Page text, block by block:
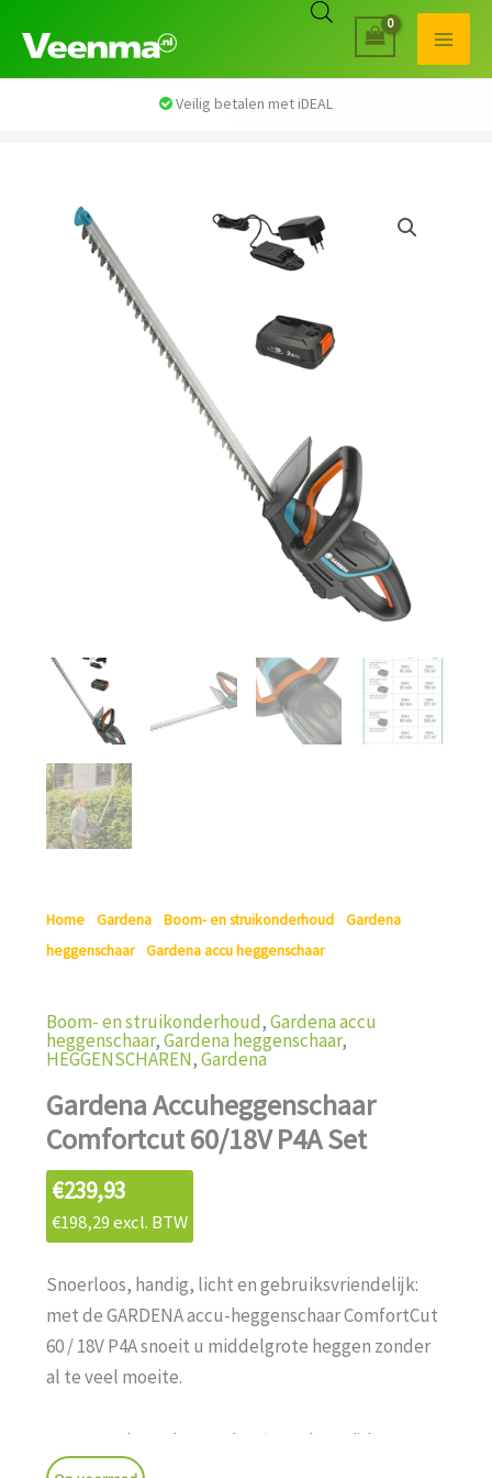
Home Gardena Boom- en struikonderhoud
Gardena
heggenschaar/ Gardena accu heggenschaar/ Gardena
Boom- en struikonderhoud,Gardena accu
heggenschaar,Gardena heggenschaar,
HEGGENSCHAREN,Gardena
Gardena Accuheggenschaar
Comfortcut 60/18V P4A Set
€239,93
€198,29excl. BTW
Snoerloos, handig, licht en gebruiksvriendelijk:
met de GARDENA accu-heggenschaar ComfortCut
60 / 18V P4A snoeit u middelgrote heggen zonder
al te veel moeite.
De meegeleverde accu heeft een looptijd tot 56
minuten of tot 188 vierkante meter heg. Dankzij
Veilig betalen met iDEAL